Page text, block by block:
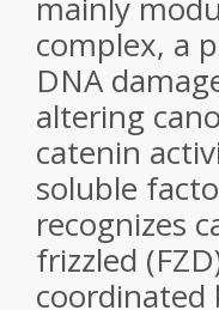
complex, a
DNA
altering
catenin
soluble
recognizes
frizzled
coordinated